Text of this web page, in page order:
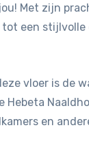
Met zijn
een stijlvolle
vloer is de
Hebeta
en